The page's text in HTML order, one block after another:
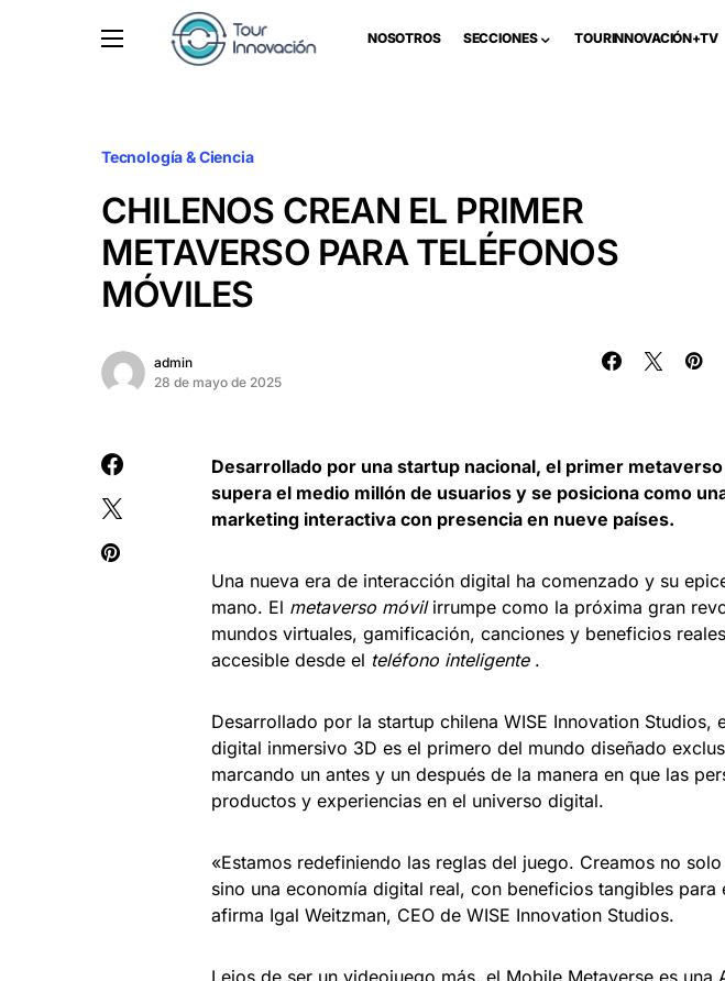
NOSOTROS SECCIONES TOURINNOVACIÓN+TV
Tecnología & Ciencia
CHILENOS CREAN EL PRIMER
METAVERSO PARA TELÉFONOS
MÓVILES
admin
28 de mayo de 2025
Desarrollado por una startup nacional, el primer
supera el medio millón de usuarios y se posiciona como
marketing interactiva con presencia en nueve países.
Una nueva era de interacción digital ha comenzado y su
mano. El metaverso móvilirrumpe como la próxima gran
mundos virtuales, gamificación, canciones y beneficios
accesible desde el teléfono inteligente.
Desarrollado por la startup chilena WISE Innovation Studios,
digital inmersivo 3D es el primero del mundo diseñado
marcando un antes y un después de la manera en que las
productos y experiencias en el universo digital.
«Estamos redefiniendo las reglas del juego. Creamos no
sino una economía digital real, con beneficios tangibles para
afirma Igal Weitzman, CEO de WISE Innovation Studios.
Lejos de ser un videojuego más, el Mobile Metaverse es una